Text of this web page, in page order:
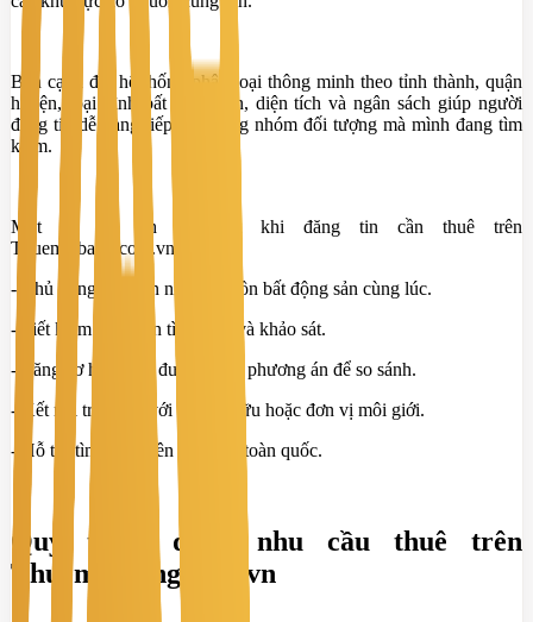
Bên cạnh đó, hệ thống phân loại thông minh theo tỉnh thành, quận
huyện, loại hình bất động sản, diện tích và ngân sách giúp người
đăng tin dễ dàng tiếp cận đúng nhóm đối tượng mà mình đang tìm
kiếm.
Một số lợi ích nổi bật khi đăng tin cần thuê trên
Thuematbang.com.vn:
- Chủ động tiếp cận nhiều nguồn bất động sản cùng lúc.
- Tiết kiệm thời gian tìm kiếm và khảo sát.
- Tăng cơ hội nhận được nhiều phương án để so sánh.
- Kết nối trực tiếp với chủ sở hữu hoặc đơn vị môi giới.
- Hỗ trợ tìm kiếm trên phạm vi toàn quốc.
Quy trình đăng nhu cầu thuê trên
Thuematbang.com.vn